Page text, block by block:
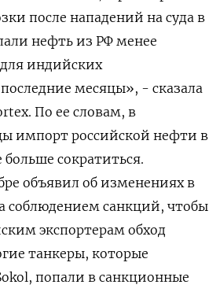
после нападений на суда в
нефть из РФ менее
индийских
месяцы», - сказала
По ее словам, в
импорт российской нефти в
сократиться.
объявил об изменениях в
соблюдением санкций, чтобы
экспортерам обход
танкеры, которые
попали в санкционные